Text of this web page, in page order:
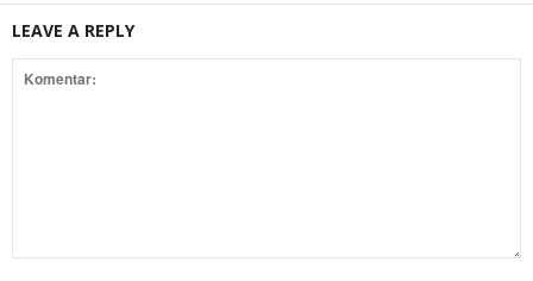
LEAVE A REPLY